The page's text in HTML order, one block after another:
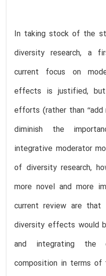
In taking stock of the
diversity research, a
current focus on
effects is justified, but
efforts (rather than
diminish the
integrative moderator
of diversity research,
more novel and more
current review are that
diversity effects would
and integrating the
composition in terms